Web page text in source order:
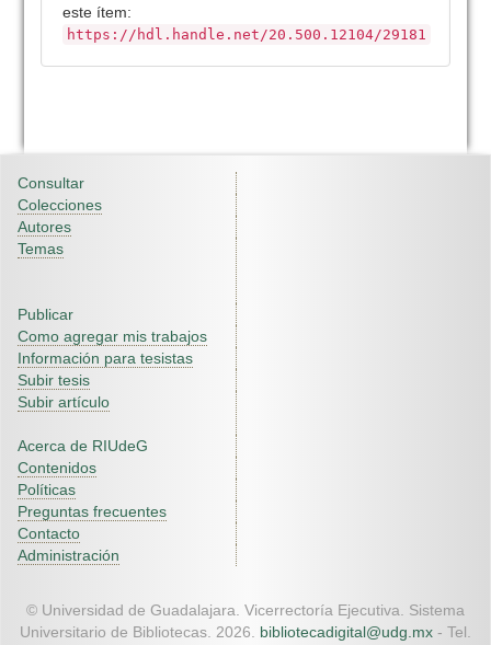
este ítem:
https://hdl.handle.net/20.500.12104/29181
Consultar
Colecciones
Autores
Temas
Publicar
Como agregar mis trabajos
Información para tesistas
Subir tesis
Subir artículo
Acerca de RIUdeG
Contenidos
Políticas
Preguntas frecuentes
Contacto
Administración
© Universidad de Guadalajara. Vicerrectoría Ejecutiva. Sistema
Universitario de Bibliotecas. 2026. bibliotecadigital@udg.mx - Tel.